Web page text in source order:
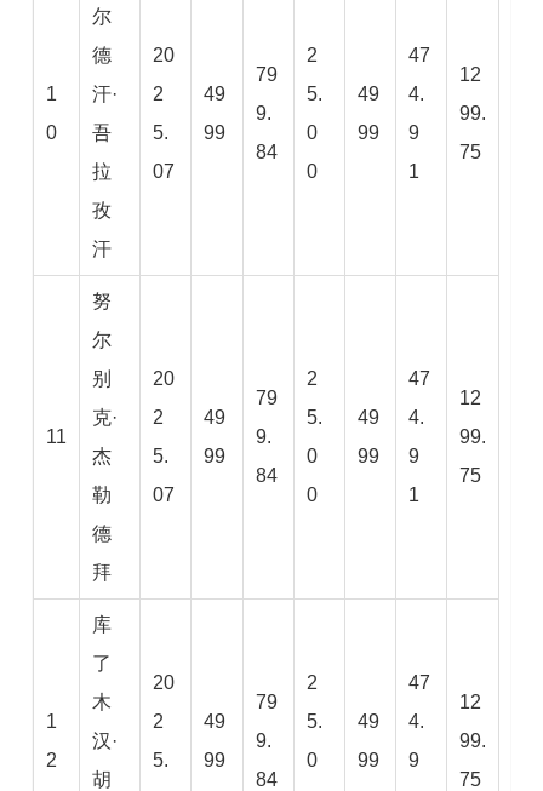
1
0
尔
德
汗·
吾
拉
孜
汗
20
2
5.
07
49
99
79
9.
84
2
5.
0
0
49
99
47
4.
9
1
12
99.
75
11
努
尔
别
克·
杰
勒
德
拜
20
2
5.
07
49
99
79
9.
84
2
5.
0
0
49
99
47
4.
9
1
12
99.
75
1
2
库
了
木
汉·
胡
20
2
5.
49
99
79
9.
84
2
5.
0
49
99
47
4.
9
12
99.
75